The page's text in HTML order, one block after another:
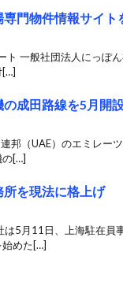
門物件情報サイト
一般社団法人にっぽ
[…]
成田路線を5月開
邦（UAE）のエミレー
の[…]
を現法に格上げ
5月11日、上海駐在員
始めた[…]